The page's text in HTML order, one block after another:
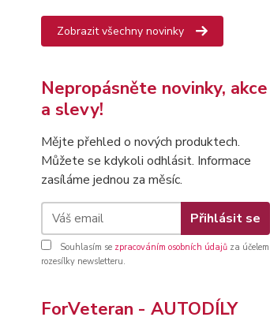
Zobrazit všechny novinky
Nepropásněte novinky, akce
a slevy!
Mějte přehled o nových produktech.
Můžete se kdykoli odhlásit. Informace
zasíláme jednou za měsíc.
Přihlásit se
Souhlasím se zpracováním osobních údajů za účelem
rozesílky newsletteru.
ForVeteran - AUTODÍLY